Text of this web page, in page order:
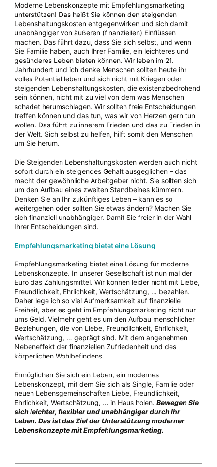
Moderne Lebenskonzepte mit Empfehlungsmarketing
unterstützen! Das heißt Sie können den steigenden
Lebenshaltungskosten entgegenwirken und sich damit
unabhängiger von äußeren (finanziellen) Einflüssen
machen. Das führt dazu, dass Sie sich selbst, und wenn
Sie Familie haben, auch Ihrer Familie, ein leichteres und
gesünderes Leben bieten können. Wir leben im 21.
Jahrhundert und ich denke Menschen sollten heute ihr
volles Potential leben und sich nicht mit Kriegen oder
steigenden Lebenshaltungskosten, die existenzbedrohend
sein können, nicht mit zu viel von dem was Menschen
schadet herumschlagen. Wir sollten freie Entscheidungen
treffen können und das tun, was wir von Herzen gern tun
wollen. Das führt zu innerem Frieden und das zu Frieden in
der Welt. Sich selbst zu helfen, hilft somit den Menschen
um Sie herum.
Die Steigenden Lebenshaltungskosten werden auch nicht
sofort durch ein steigendes Gehalt ausgeglichen – das
macht der gewöhnliche Arbeitgeber nicht. Sie sollten sich
um den Aufbau eines zweiten Standbeines kümmern.
Denken Sie an Ihr zukünftiges Leben – kann es so
weitergehen oder sollten Sie etwas ändern? Machen Sie
sich finanziell unabhängiger. Damit Sie freier in der Wahl
Ihrer Entscheidungen sind.
Empfehlungsmarketing bietet eine Lösung
Empfehlungsmarketing bietet eine Lösung für moderne
Lebenskonzepte. In unserer Gesellschaft ist nun mal der
Euro das Zahlungsmittel. Wir können leider nicht mit Liebe,
Freundlichkeit, Ehrlichkeit, Wertschätzung, … bezahlen.
Daher lege ich so viel Aufmerksamkeit auf finanzielle
Freiheit, aber es geht im Empfehlungsmarketing nicht nur
ums Geld. Vielmehr geht es um den Aufbau menschlicher
Beziehungen, die von Liebe, Freundlichkeit, Ehrlichkeit,
Wertschätzung, … geprägt sind. Mit dem angenehmen
Nebeneffekt der finanziellen Zufriedenheit und des
körperlichen Wohlbefindens.
Ermöglichen Sie sich ein Leben, ein modernes
Lebenskonzept, mit dem Sie sich als Single, Familie oder
neuen Lebensgemeinschaften Liebe, Freundlichkeit,
Ehrlichkeit, Wertschätzung, … in Haus holen. Bewegen Sie
sich leichter, flexibler und unabhängiger durch Ihr
Leben. Das ist das Ziel der Unterstützung moderner
Lebenskonzepte mit Empfehlungsmarketing.